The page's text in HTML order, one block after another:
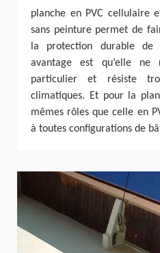
planche en PVC cellulaire
sans peinture permet de
la protection durable
avantage est qu’elle ne
particulier et résiste
climatiques. Et pour la
mêmes rôles que celle en
à toutes configurations de